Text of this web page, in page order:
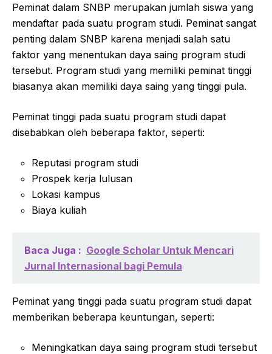
Peminat dalam SNBP merupakan jumlah siswa yang
mendaftar pada suatu program studi. Peminat sangat
penting dalam SNBP karena menjadi salah satu
faktor yang menentukan daya saing program studi
tersebut. Program studi yang memiliki peminat tinggi
biasanya akan memiliki daya saing yang tinggi pula.
Peminat tinggi pada suatu program studi dapat
disebabkan oleh beberapa faktor, seperti:
Reputasi program studi
Prospek kerja lulusan
Lokasi kampus
Biaya kuliah
Baca Juga : Google Scholar Untuk Mencari
Jurnal Internasional bagi Pemula
Peminat yang tinggi pada suatu program studi dapat
memberikan beberapa keuntungan, seperti:
Meningkatkan daya saing program studi tersebut